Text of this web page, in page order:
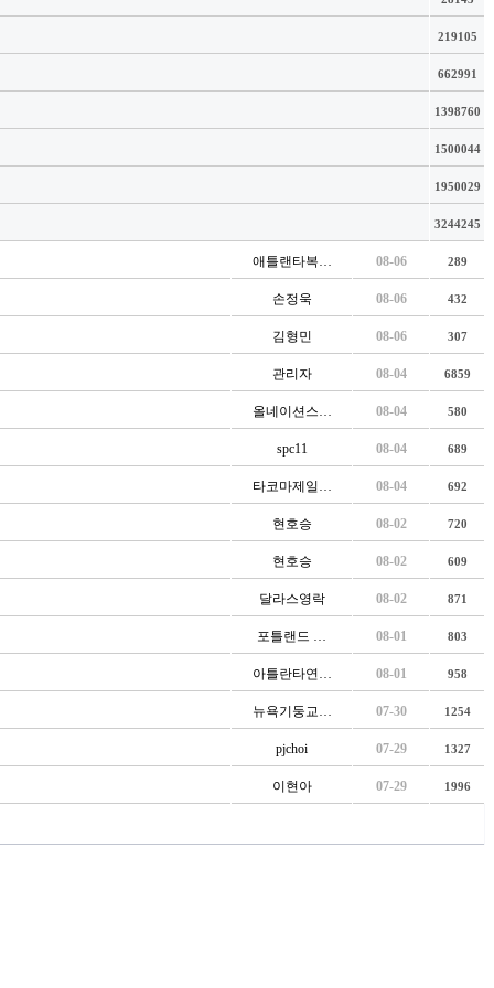
219105
662991
1398760
1500044
1950029
3244245
애틀랜타복… 08-06 289
손정욱 08-06 432
김형민 08-06 307
관리자 08-04 6859
올네이션스… 08-04 580
spc11 08-04 689
타코마제일… 08-04 692
현호승 08-02 720
현호승 08-02 609
달라스영락 08-02 871
포틀랜드 … 08-01 803
아틀란타연… 08-01 958
뉴욕기둥교… 07-30 1254
pjchoi 07-29 1327
이현아 07-29 1996